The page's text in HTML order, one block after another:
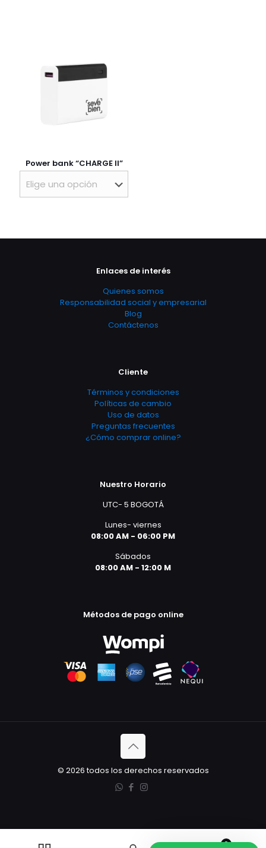
Power bank “CHARGE II”
Enlaces de interés
Quienes somos
Responsabilidad social y empresarial
Blog
Contáctenos
Cliente
Términos y condiciones
Políticas de cambio
Uso de datos
Preguntas frecuentes
¿Cómo comprar online?
Nuestro Horario
UTC- 5 BOGOTÁ
Lunes- viernes
08:00 AM - 06:00 PM
Sábados
08:00 AM - 12:00 M
Métodos de pago online
© 2026 todos los derechos reservados
0